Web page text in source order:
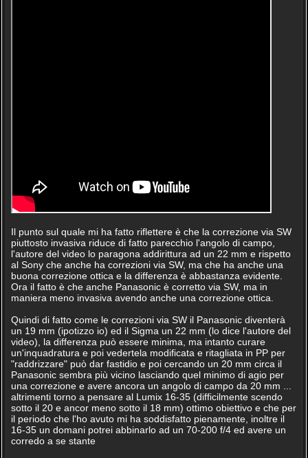
Il punto sul quale mi ha fatto riflettere è che la correzione via SW
piuttosto invasiva riduce di fatto parecchio l'angolo di campo,
l'autore del video lo paragona addirittura ad un 22 mm e rispetto
al Sony che anche ha correzioni via SW, ma che ha anche una
buona correzione ottica e la differenza è abbastanza evidente.
Ora il fatto è che anche Panasonic è corretto via SW, ma in
maniera meno invasiva avendo anche una correzione ottica.
Quindi di fatto come le correzioni via SW il Panasonic diventerà
un 19 mm (ipotizzo io) ed il Sigma un 22 mm (lo dice l'autore del
video), la differenza può essere minima, ma intanto curare
un'inquadratura e poi vedertela modificata e ritagliata in PP per
"raddrizzare" può dar fastidio e poi cercando un 20 mm circa il
Panasonic sembra più vicino lasciando quel minimo di agio per
una correzione e avere ancora un angolo di campo da 20 mm ...
altrimenti torno a pensare al Lumix 16-35 (difficilmente scendo
sotto il 20 e ancor meno sotto il 18 mm) ottimo obiettivo e che per
il periodo che l'ho avuto mi ha soddisfatto pienamente, inoltre il
16-35 un domani potrei abbinarlo ad un 70-200 f/4 ed avere un
corredo a se stante